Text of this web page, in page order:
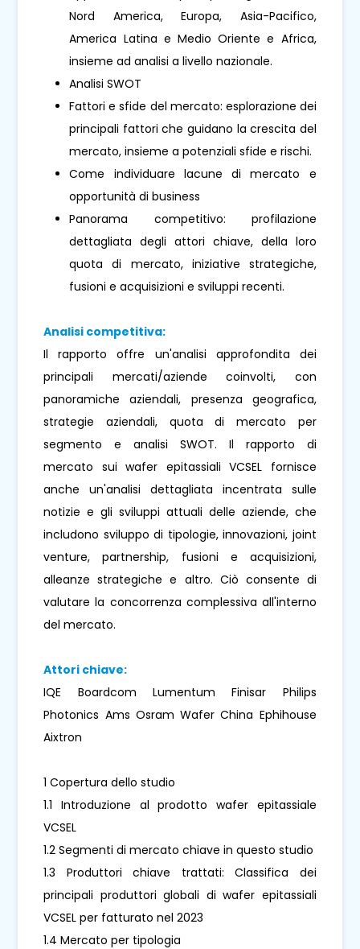
Nord America, Europa, Asia-Pacifico,
America Latina e Medio Oriente e Africa,
insieme ad analisi a livello nazionale.
Analisi SWOT
Fattori e sfide del mercato: esplorazione dei
principali fattori che guidano la crescita del
mercato, insieme a potenziali sfide e rischi.
Come individuare lacune di mercato e
opportunità di business
Panorama competitivo: profilazione
dettagliata degli attori chiave, della loro
quota di mercato, iniziative strategiche,
fusioni e acquisizioni e sviluppi recenti.
Analisi competitiva:
Il rapporto offre un'analisi approfondita dei
principali mercati/aziende coinvolti, con
panoramiche aziendali, presenza geografica,
strategie aziendali, quota di mercato per
segmento e analisi SWOT. Il rapporto di
mercato sui wafer epitassiali VCSEL fornisce
anche un'analisi dettagliata incentrata sulle
notizie e gli sviluppi attuali delle aziende, che
includono sviluppo di tipologie, innovazioni, joint
venture, partnership, fusioni e acquisizioni,
alleanze strategiche e altro. Ciò consente di
valutare la concorrenza complessiva all'interno
del mercato.
Attori chiave:
IQE Boardcom Lumentum Finisar Philips
Photonics Ams Osram Wafer China Ephihouse
Aixtron
1 Copertura dello studio
1.1 Introduzione al prodotto wafer epitassiale
VCSEL
1.2 Segmenti di mercato chiave in questo studio
1.3 Produttori chiave trattati: Classifica dei
principali produttori globali di wafer epitassiali
VCSEL per fatturato nel 2023
1.4 Mercato per tipologia